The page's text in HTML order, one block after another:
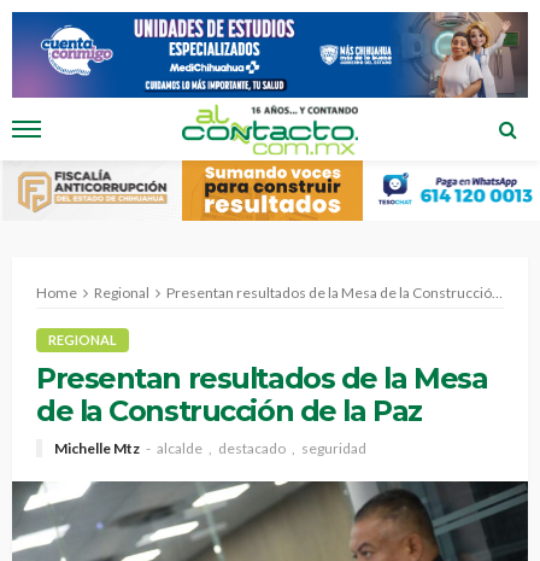
Home Regional Presentan resultados de la Mesa de la Construcción de la Paz
REGIONAL
Presentan resultados de la Mesa
de la Construcción de la Paz
Michelle Mtz alcalde destacado seguridad